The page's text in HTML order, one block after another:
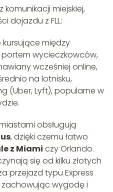
komunikacji miejskiej,
dojazdu z FLL:
między
wycieczkowców,
wcześniej online,
na lotnisku,
(Uber, Lyft), popularne w
obsługują
, dzięki czemu łatwo
z Miami czy Orlando.
się od kilku złotych
przejazd typu Express
zachowując wygodę i